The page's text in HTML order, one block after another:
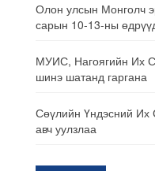
Олон улсын Монголч
сарын 10-13-ны
МУИС, Нагоягийн Их
шинэ шатанд гаргана
Сөүлийн Үндэсний Их
авч уулзлаа